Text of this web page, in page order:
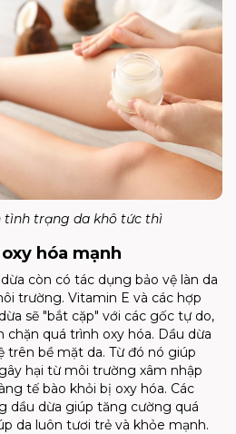
tình trạng da khô tức thì
hóa mạnh
còn có tác dụng bảo vệ làn da
trường. Vitamin E và các hợp
sẽ "bắt cặp" với các gốc tự do,
quá trình oxy hóa. Dầu dừa
bề mặt da. Từ đó nó giúp
hại từ môi trường xâm nhập
tế bào khỏi bị oxy hóa. Các
dầu dừa giúp tăng cường quá
da luôn tươi trẻ và khỏe mạnh.